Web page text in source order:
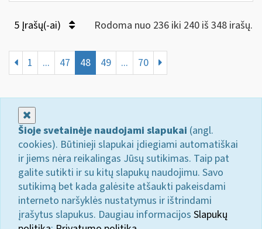
5 Įrašų(-ai) Rodoma nuo 236 iki 240 iš 348 irašų.
1 ... 47 48 49 ... 70
Šioje svetainėje naudojami slapukai (angl.
cookies). Būtinieji slapukai įdiegiami automatiškai
ir jiems nėra reikalingas Jūsų sutikimas. Taip pat
galite sutikti ir su kitų slapukų naudojimu. Savo
sutikimą bet kada galėsite atšaukti pakeisdami
interneto naršyklės nustatymus ir ištrindami
įrašytus slapukus. Daugiau informacijos Slapukų